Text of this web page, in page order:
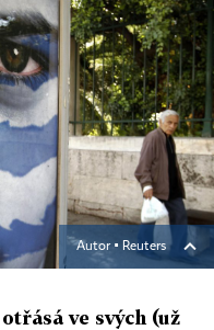
Autor ▪ Reuters
ve svých (už